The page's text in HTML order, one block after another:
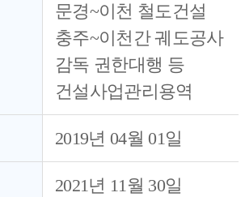
문경~이천 철도건설
충주~이천간 궤도공사
감독 권한대행 등
건설사업관리용역
2019년 04월 01일
2021년 11월 30일